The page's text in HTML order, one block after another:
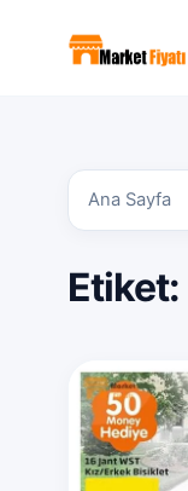
Ana Sayfa
Etiket: